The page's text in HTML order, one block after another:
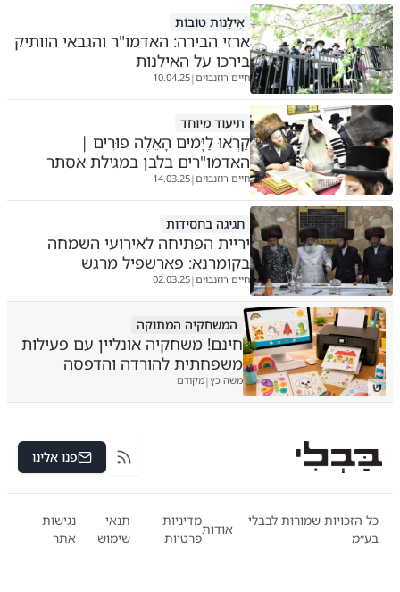
אִילָנוֹת טוֹבוֹת
ארזי הבירה: האדמו"ר והגבאי הוותיק
בירכו על האילנות
חיים רוזנבוים|
10.04.25
תיעוד מיוחד
קָרְאוּ לַיָּמִים הָאֵלֶּה פוּרִים |
האדמו"רים בלבן במגילת אסתר
חיים רוזנבוים|
14.03.25
חגיגה בחסידות
יריית הפתיחה לאירועי השמחה
בקומרנא: פארשפיל מרגש
חיים רוזנבוים|
02.03.25
ש
המשחקיה המתוקה
חינם! משחקיה אונליין עם פעילות
משפחתית להורדה והדפסה
משה כץ|מקודם
RSS פנו אלינו
כל הזכויות שמורות לבבלי
בע״מ
אודות
מדיניות
פרטיות
תנאי
שימוש
נגישות
אתר